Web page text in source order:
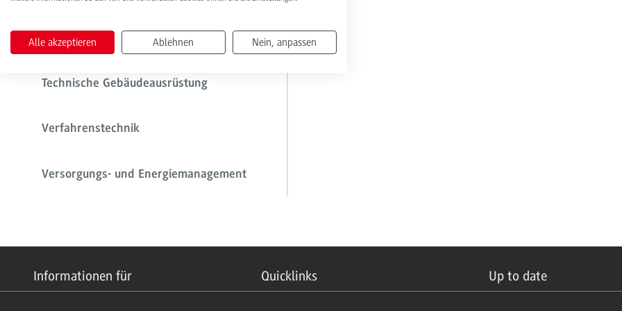
Produktionstechnik
Technische Gebäudeausrüstung
Verfahrenstechnik
Versorgungs- und Energiemanagement
Informationen für Quicklinks Up to date
Alle akzeptieren Ablehnen Nein, anpassen